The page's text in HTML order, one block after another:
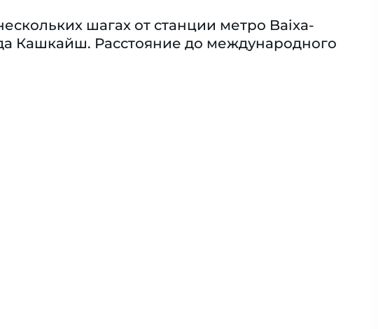
шагах от станции метро Baixa-
Кашкайш. Расстояние до международного